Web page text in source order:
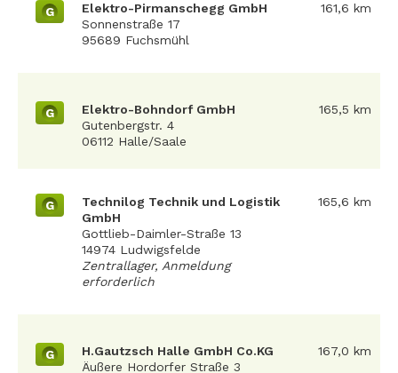
G
Elektro-Pirmanschegg GmbH
Sonnenstraße 17
95689 Fuchsmühl
161,6 km
G
Elektro-Bohndorf GmbH
Gutenbergstr. 4
06112 Halle/Saale
165,5 km
G
Technilog Technik und Logistik
GmbH
Gottlieb-Daimler-Straße 13
14974 Ludwigsfelde
Zentrallager, Anmeldung
erforderlich
165,6 km
G
H.Gautzsch Halle GmbH Co.KG
Äußere Hordorfer Straße 3
167,0 km